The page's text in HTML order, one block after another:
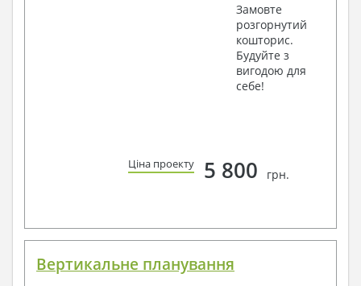
Замовте
розгорнутий
кошторис.
Будуйте з
вигодою для
себе!
Ціна проекту 5 800 грн.
Вертикальне планування